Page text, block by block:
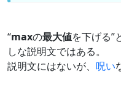
“maxの最大値を下げる”
しな説明文ではある。
説明文にはないが、 呪い